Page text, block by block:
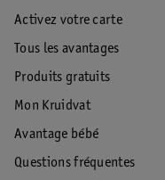
Activez votre carte
Tous les avantages
Produits gratuits
Mon Kruidvat
Avantage bébé
Questions fréquentes